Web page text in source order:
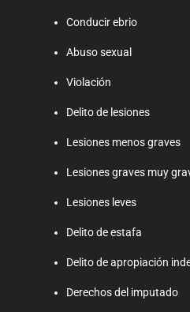
Conducir ebrio
Abuso sexual
Violación
Delito de lesiones
Lesiones menos graves
Lesiones graves muy
Lesiones leves
Delito de estafa
Delito de apropiación
Derechos del imputado